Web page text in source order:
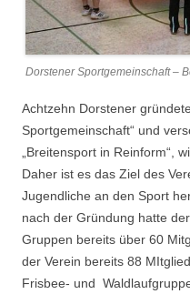
Dorstener Sportgemeinschaft –
Achtzehn Dorstener
Sportgemeinschaft“ und
„Breitensport in Reinform“,
Daher ist es das Ziel des
Jugendliche an den Sport
nach der Gründung hatte
Gruppen bereits über 60
der Verein bereits 88
Frisbee- und